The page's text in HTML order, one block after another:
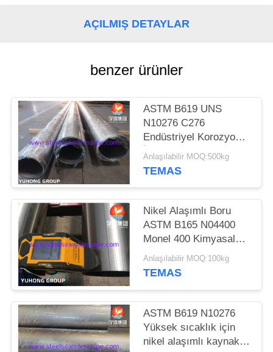
PRIVACY
POLICY
AÇILMIŞ DETAYLAR
benzer ürünler
ASTM B619 UNS
N10276 C276
Endüstriyel Korozyon
İçin Kaynaklı Boru
Anlaşılabilir MOQ:500kg
TEMAS
Nikel Alaşımlı Boru
ASTM B165 N04400
Monel 400 Kimyasal
Uygulamalar için
Anlaşılabilir MOQ:100kg
TEMAS
ASTM B619 N10276
Yüksek sıcaklık için
nikel alaşımlı kaynaklı